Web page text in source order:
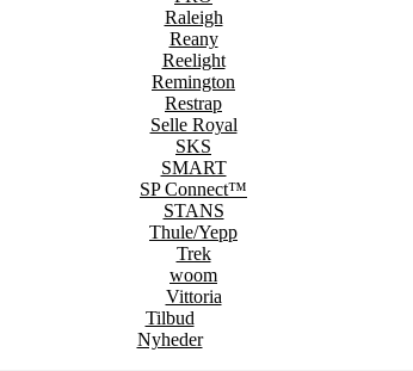
Raleigh
Reany
Reelight
Remington
Restrap
Selle Royal
SKS
SMART
SP Connect™
STANS
Thule/Yepp
Trek
woom
Vittoria
Tilbud
Nyheder